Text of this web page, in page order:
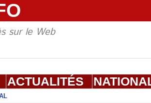
sur le Web
ACTUALITÉS